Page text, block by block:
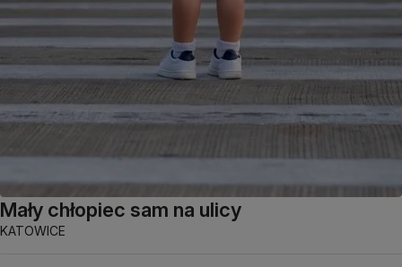
Mały chłopiec sam na ulicy
KATOWICE